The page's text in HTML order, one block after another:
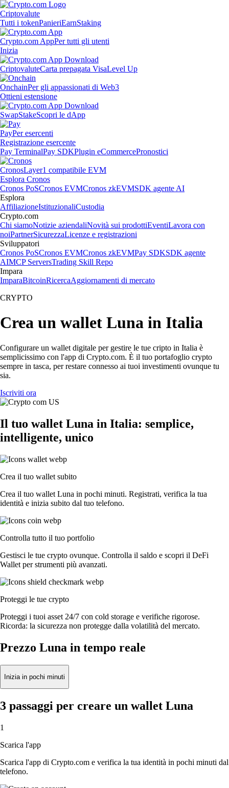
Criptovalute
Tutti i tokenPanieriEarnStaking
Crypto.com AppPer tutti gli utenti
Inizia
CriptovaluteCarta prepagata VisaLevel Up
OnchainPer gli appassionati di Web3
Ottieni estensione
SwapStakeScopri le dApp
PayPer esercenti
Registrazione esercente
Pay TerminalPay SDKPlugin eCommercePronostici
CronosLayer1 compatibile EVM
Esplora Cronos
Cronos PoSCronos EVMCronos zkEVMSDK agente AI
Esplora
AffiliazioneIstituzionaliCustodia
Crypto.com
Chi siamoNotizie aziendaliNovità sui prodottiEventiLavora con
noiPartnerSicurezzaLicenze e registrazioni
Sviluppatori
Cronos PoSCronos EVMCronos zkEVMPay SDKSDK agente
AIMCP ServersTrading Skill Repo
Impara
ImparaBitcoinRicercaAggiornamenti di mercato
CRYPTO
Crea un wallet Luna in Italia
Configurare un wallet digitale per gestire le tue cripto in Italia è
semplicissimo con l'app di Crypto.com. È il tuo portafoglio crypto
sempre in tasca, per restare connesso ai tuoi investimenti ovunque tu
sia.
Iscriviti ora
Il tuo wallet Luna in Italia: semplice,
intelligente, unico
Crea il tuo wallet subito
Crea il tuo wallet Luna in pochi minuti. Registrati, verifica la tua
identità e inizia subito dal tuo telefono.
Controlla tutto il tuo portfolio
Gestisci le tue crypto ovunque. Controlla il saldo e scopri il DeFi
Wallet per strumenti più avanzati.
Proteggi le tue crypto
Proteggi i tuoi asset 24/7 con cold storage e verifiche rigorose.
Ricorda: la sicurezza non protegge dalla volatilità del mercato.
Prezzo Luna in tempo reale
Inizia in pochi minuti
3 passaggi per creare un wallet Luna
1
Scarica l'app
Scarica l'app di Crypto.com e verifica la tua identità in pochi minuti dal
telefono.